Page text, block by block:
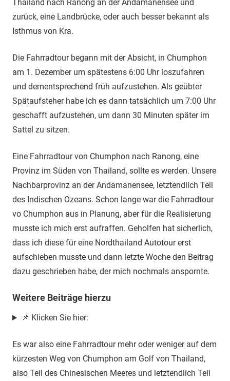
Thailand nach Ranong an der Andamanensee und
zurück, eine Landbrücke, oder auch besser bekannt als
Isthmus von Kra.
Die Fahrradtour begann mit der Absicht, in Chumphon
am 1. Dezember um spätestens 6:00 Uhr loszufahren
und dementsprechend früh aufzustehen. Als geübter
Spätaufsteher habe ich es dann tatsächlich um 7:00 Uhr
geschafft aufzustehen, um dann 30 Minuten später im
Sattel zu sitzen.
Eine Fahrradtour von Chumphon nach Ranong, eine
Provinz im Süden von Thailand, sollte es werden. Unsere
Nachbarprovinz an der Andamanensee, letztendlich Teil
des Indischen Ozeans. Schon lange war die Fahrradtour
vo Chumphon aus in Planung, aber für die Realisierung
musste ich mich erst aufraffen. Geholfen hat sicherlich,
dass ich diese für eine Nordthailand Autotour erst
aufschieben musste und dann letzte Woche den Beitrag
dazu geschrieben habe, der mich nochmals anspornte.
Weitere Beiträge hierzu
📌 Klicken Sie hier:
Es war also eine Fahrradtour mehr oder weniger auf dem
kürzesten Weg von Chumphon am Golf von Thailand,
also Teil des Chinesischen Meeres und letztendlich Teil